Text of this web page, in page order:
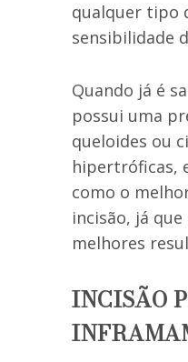
qualquer tipo
sensibilidade
Quando já é
possui uma
queloides ou
hipertróficas,
como o
incisão, já
melhores
INCISÃO